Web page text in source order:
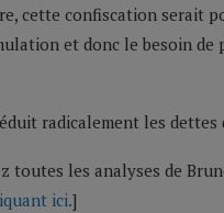
cette confiscation serait
et donc le besoin de
radicalement les dettes
toutes les analyses de
ici.]